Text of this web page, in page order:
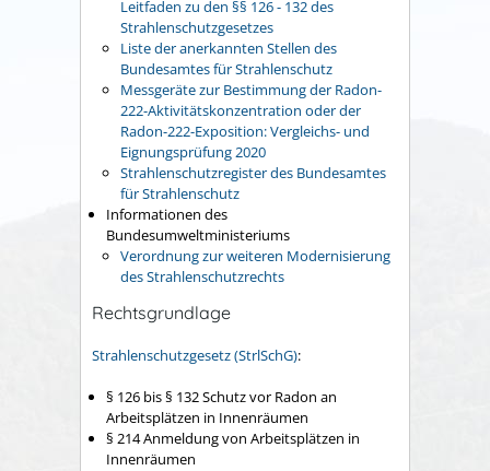
Leitfaden zu den §§ 126 - 132 des
Strahlenschutzgesetzes
Liste der anerkannten Stellen des
Bundesamtes für Strahlenschutz
Messgeräte zur Bestimmung der Radon-
222-Aktivitätskonzentration oder der
Radon-222-Exposition: Vergleichs- und
Eignungsprüfung 2020
Strahlenschutzregister des Bundesamtes
für Strahlenschutz
Informationen des
Bundesumweltministeriums
Verordnung zur weiteren Modernisierung
des Strahlenschutzrechts
Rechtsgrundlage
Strahlenschutzgesetz (StrlSchG):
§ 126 bis § 132 Schutz vor Radon an
Arbeitsplätzen in Innenräumen
§ 214 Anmeldung von Arbeitsplätzen in
Innenräumen